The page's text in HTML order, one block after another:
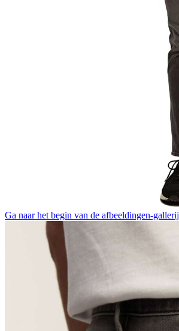
Ga naar het begin van de afbeeldingen-gallerij